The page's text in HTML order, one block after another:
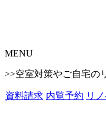
MENU
>>空室対策やご自宅の
資料請求 内覧予約 リ